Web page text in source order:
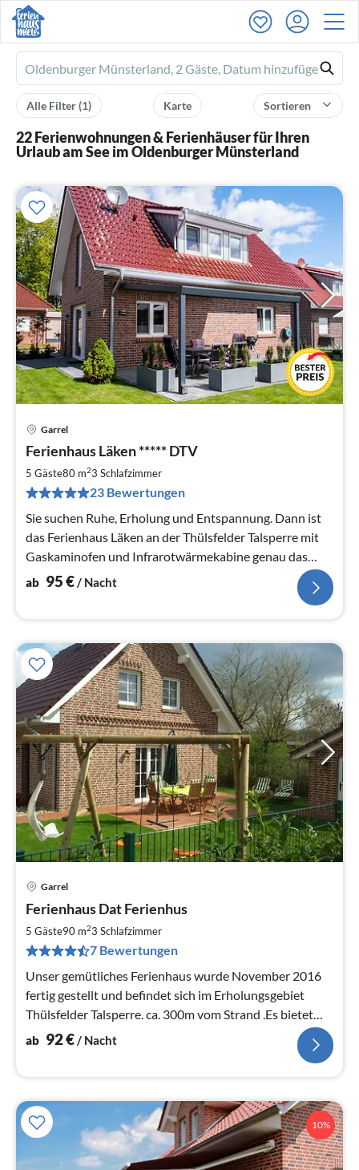
Ferienhausmiete
logo
Sortieren
Karte
Alle Filter(1)
22 Ferienwohnungen & Ferienhäuser für Ihren
Urlaub am See im Oldenburger Münsterland
Garrel
Ferienhaus Läken ***** DTV
5 Gäste80 m23 Schlafzimmer
23 Bewertungen
Sie suchen Ruhe, Erholung und Entspannung. Dann ist
das Ferienhaus Läken an der Thülsfelder Talsperre mit
Gaskaminofen und Infrarotwärmekabine genau das
richtige.
ab 95€/ Nacht
Garrel
Ferienhaus Dat Ferienhus
5 Gäste90 m23 Schlafzimmer
7 Bewertungen
Unser gemütliches Ferienhaus wurde November 2016
fertig gestellt und befindet sich im Erholungsgebiet
Thülsfelder Talsperre. ca. 300m vom Strand .Es bietet
Platz bis zu 5 Personen.
ab 92€/ Nacht
10%